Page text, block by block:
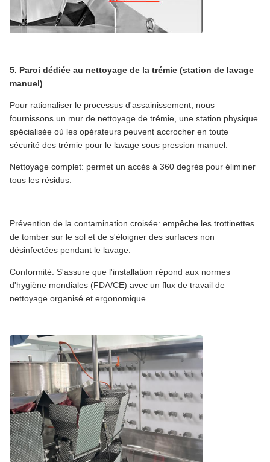
5. Paroi dédiée au nettoyage de la trémie (station de lavage
manuel)
Pour rationaliser le processus d'assainissement, nous
fournissons un mur de nettoyage de trémie, une station physique
spécialisée où les opérateurs peuvent accrocher en toute
sécurité des trémie pour le lavage sous pression manuel.
Nettoyage complet: permet un accès à 360 degrés pour éliminer
tous les résidus.
Prévention de la contamination croisée: empêche les trottinettes
de tomber sur le sol et de s'éloigner des surfaces non
désinfectées pendant le lavage.
Conformité: S'assure que l'installation répond aux normes
d'hygiène mondiales (FDA/CE) avec un flux de travail de
nettoyage organisé et ergonomique.